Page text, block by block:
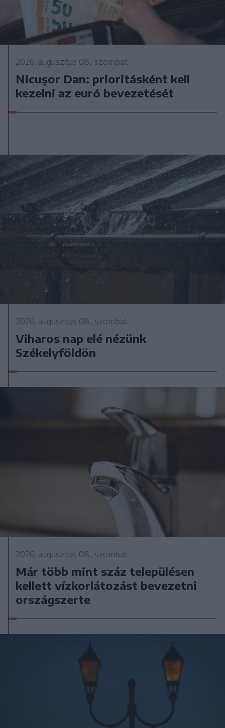
2026. augusztus 08., szombat
Nicușor Dan: prioritásként kell
kezelni az euró bevezetését
2026. augusztus 08., szombat
Viharos nap elé nézünk
Székelyföldön
2026. augusztus 08., szombat
Már több mint száz településen
kellett vízkorlátozást bevezetni
országszerte